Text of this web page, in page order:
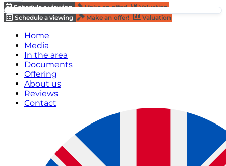
Schedule a viewing Make an offer!
Valuation
Schedule a viewing
Make an offer! Valuation
Home
Media
In the area
Documents
Offering
About us
Reviews
Contact